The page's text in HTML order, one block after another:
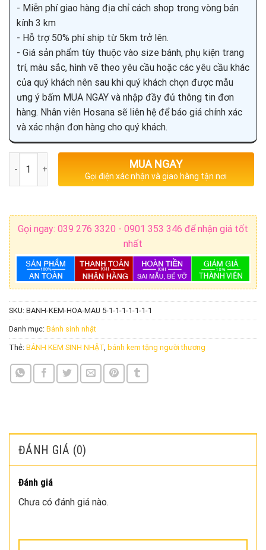
- Miễn phí giao hàng địa chỉ cách shop trong vòng bán
kính 3 km
- Hỗ trợ 50% phí ship từ 5km trở lên.
- Giá sản phẩm tùy thuộc vào size bánh, phụ kiện trang
trí, màu sắc, hình vẽ theo yêu cầu hoặc các yêu cầu khác
của quý khách nên sau khi quý khách chọn được mẫu
ưng ý bấm MUA NGAY và nhập đầy đủ thông tin đơn
hàng. Nhân viên Hosana sẽ liên hệ để báo giá chính xác
và xác nhận đơn hàng cho quý khách.
MUA NGAY
Gọi điện xác nhận và giao hàng tận nơi
Gọi ngay: 039 276 3320 - 0901 353 346 để nhận giá tốt
nhất
SKU: BANH-KEM-HOA-MAU 5-1-1-1-1-1-1-1
Danh mục: Bánh sinh nhật
Thẻ: BÁNH KEM SINH NHẬT bánh kem tặng người thương
ĐÁNH GIÁ (0)
Đánh giá
Chưa có đánh giá nào.